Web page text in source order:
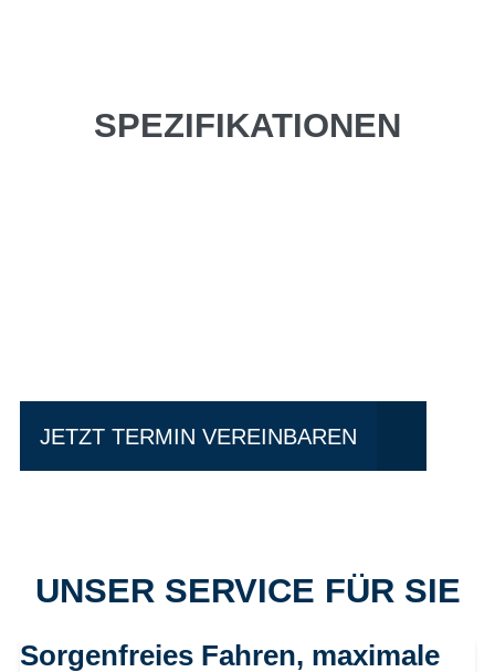
SPEZIFIKATIONEN
JETZT TERMIN VEREINBAREN
UNSER SERVICE FÜR SIE
Sorgenfreies Fahren, maximale